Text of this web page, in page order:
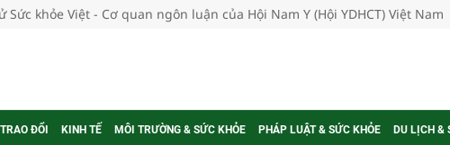
Sức khỏe Việt - Cơ quan ngôn luận của Hội Nam Y (Hội YDHCT) Việt Nam
ĐỔI KINH TẾ MÔI TRƯỜNG & SỨC KHỎE PHÁP LUẬT & SỨC KHỎE DU LỊCH &